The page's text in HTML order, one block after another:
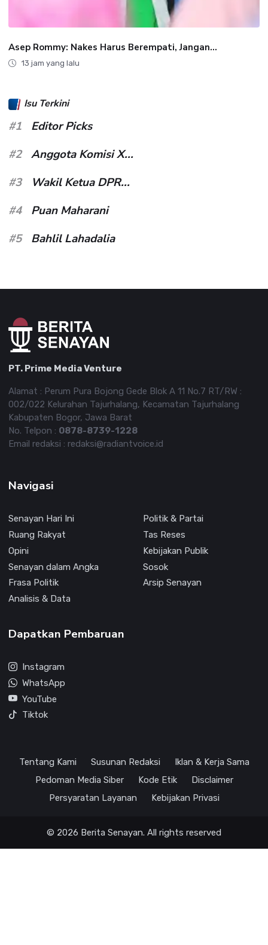
Asep Rommy: Nakes Harus Berempati, Jangan...
13 jam yang lalu
Isu Terkini
#1
Editor Picks
#2
Anggota Komisi X...
#3
Wakil Ketua DPR...
#4
Puan Maharani
#5
Bahlil Lahadalia
PT. Prime Media Venture
Alamat : Perum Pura Bojong Gede Blok A 11 No.7 RT/RW :
002/022 Kelurahan Tajurhalang, Kecamatan Tajurhalang
Kabupaten Bogor, Jawa Barat
No. Telpon : 0878-8739-1228
Email redaksi : redaksi@radiantvoice.id
Navigasi
Senayan Hari Ini
Politik & Partai
Ruang Rakyat
Tas Reses
Opini
Kebijakan Publik
Senayan dalam Angka
Sosok
Frasa Politik
Arsip Senayan
Analisis & Data
Dapatkan Pembaruan
Instagram
WhatsApp
YouTube
Tiktok
Tentang Kami Susunan Redaksi
Iklan & Kerja Sama
Pedoman Media Siber
Kode Etik
Disclaimer
Persyaratan Layanan
Kebijakan Privasi
© 2026 Berita Senayan. All rights reserved